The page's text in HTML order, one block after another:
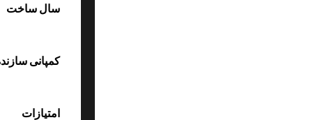
سال ساخت
کمپانی
امتیازات